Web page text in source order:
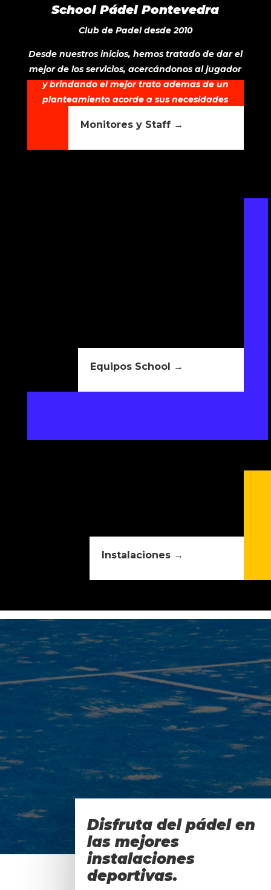
School Pádel Pontevedra
Club de Padel desde 2010
Desde nuestros inicios, hemos tratado de dar el
mejor de los servicios, acercándonos al jugador
y brindando el mejor trato ademas de un
planteamiento acorde a sus necesidades
Monitores y Staff →
Equipos School →
Instalaciones →
Ven
Disfruta del pádel en
las mejores
instalaciones
deportivas.